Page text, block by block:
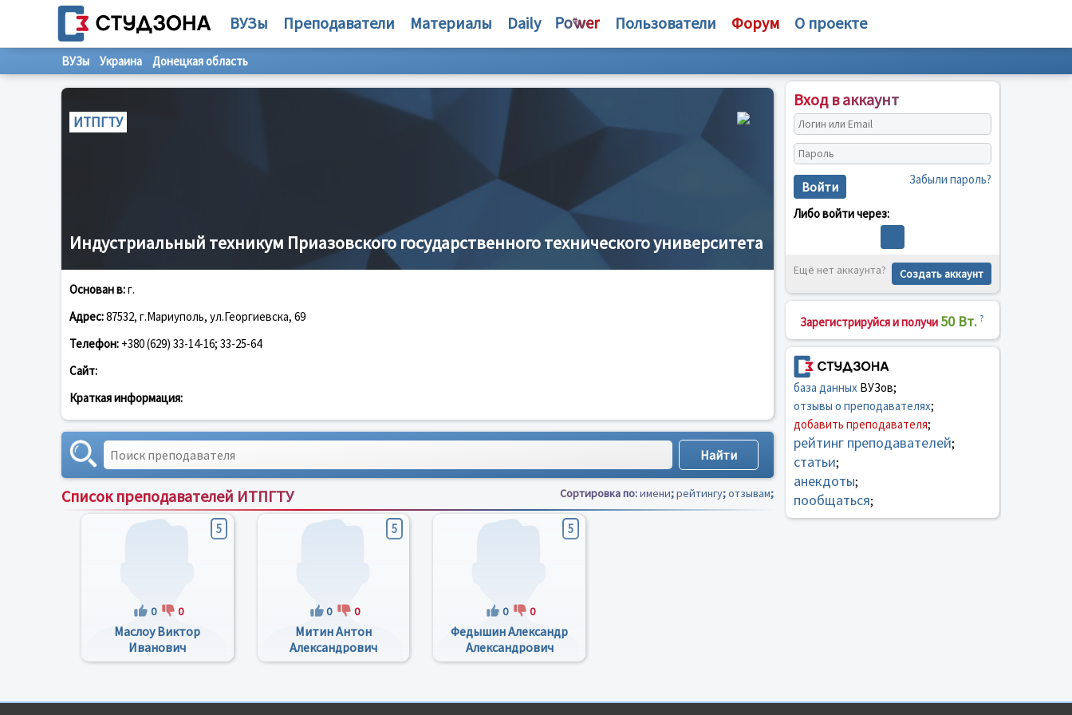
ВУЗы Преподаватели Материалы Daily Пользователи Форум О проекте
ВУЗы Украина Донецкая область
ИТПГТУ
Индустриальный техникум Приазовского государственного технического университета
Основан в:г.
Адрес:87532, г.Мариуполь, ул.Георгиевска, 69
Телефон: +380 (629) 33-14-16; 33-25-64
Сайт:
Краткая информация:
Список преподавателей ИТПГТУ Сортировка по:имени;рейтингу;отзывам;
5
0 0
Маслоу Виктор
Иванович
5
0 0
Митин Антон
Александрович
5
0 0
Федышин Александр
Александрович
Вход в аккаунт
Войти Забыли пароль?
Либо войти через:
Ещё нет аккаунта? Создать аккаунт
Зарегистрируйся и получи 50 Вт. ?
база данныхВУЗов;
отзывы о преподавателях;
добавить преподавателя;
рейтинг преподавателей;
статьи;
анекдоты;
пообщаться;